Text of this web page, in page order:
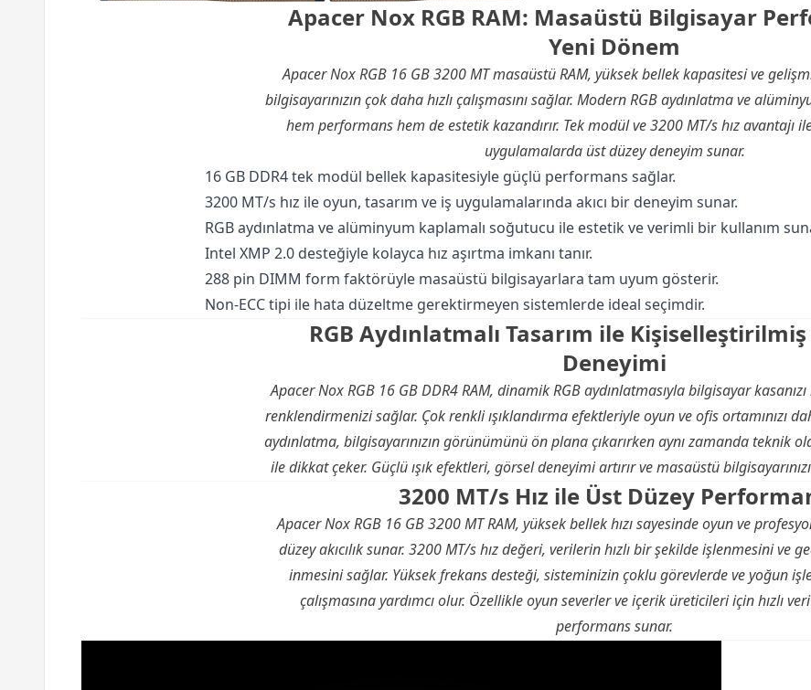
Apacer Nox RGB RAM: Masaüstü Bilgisayar
Yeni Dönem
Apacer Nox RGB 16 GB 3200 MT masaüstüRAM, yüksek bellek kapasitesi ve
bilgisayarınızın çok daha hızlı çalışmasını sağlar. Modern RGB aydınlatma ve
hem performans hem de estetik kazandırır. Tek modül ve 3200 MT/s hız avantajı
uygulamalarda üst düzey deneyim sunar.
16 GB DDR4 tek modül bellek kapasitesiyle güçlü performans sağlar.
3200 MT/s hız ile oyun, tasarım ve iş uygulamalarında akıcı bir deneyim sunar.
RGB aydınlatma ve alüminyum kaplamalı soğutucu ile estetik ve verimli bir kullanım
Intel XMP 2.0 desteğiyle kolayca hız aşırtma imkanı tanır.
288 pin DIMM form faktörüyle masaüstü bilgisayarlara tam uyum gösterir.
Non-ECC tipi ile hata düzeltme gerektirmeyen sistemlerde ideal seçimdir.
RGB Aydınlatmalı Tasarım ile
Deneyimi
Apacer Nox RGB 16 GB DDR4 RAM, dinamik RGB aydınlatmasıyla bilgisayar
renklendirmenizi sağlar. Çok renkli ışıklandırma efektleriyle oyun ve ofis ortamınızı
aydınlatma, bilgisayarınızın görünümünü ön plana çıkarırken aynı zamanda teknik
ile dikkat çeker. Güçlü ışık efektleri, görsel deneyimi artırır ve masaüstü
3200 MT/s Hız ile Üst Düzey
Apacer Nox RGB 16 GB 3200 MT RAM, yüksek bellek hızı sayesinde oyun ve
düzey akıcılık sunar. 3200 MT/s hız değeri, verilerin hızlı bir şekilde işlenmesini ve
inmesini sağlar. Yüksek frekans desteği, sisteminizin çoklu görevlerde ve yoğun
çalışmasına yardımcı olur. Özellikle oyun severler ve içerik üreticileri için hızlı
performans sunar.